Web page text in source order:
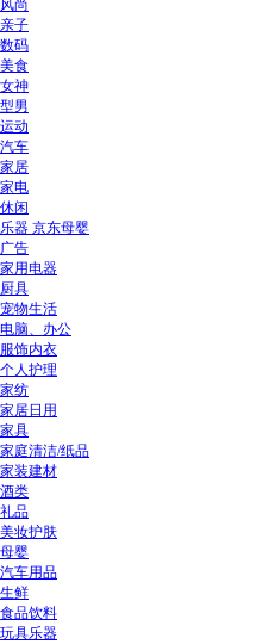
风尚
亲子
数码
美食
女神
型男
运动
汽车
家居
家电
休闲
乐器 京东母婴
广告
家用电器
厨具
宠物生活
电脑、办公
服饰内衣
个人护理
家纺
家居日用
家具
家庭清洁/纸品
家装建材
酒类
礼品
美妆护肤
母婴
汽车用品
生鲜
食品饮料
玩具乐器